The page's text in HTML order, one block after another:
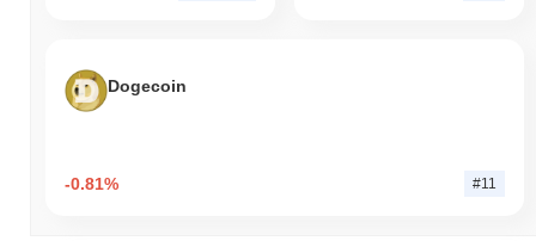
Dogecoin
-0.81% #11